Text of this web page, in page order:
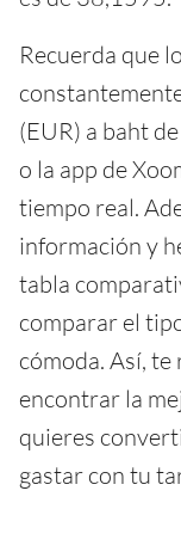
Recuerda que
(EUR) a baht
o la app de
tiempo real.
información y
tabla
comparar el
cómoda. Así,
encontrar la
quieres
gastar con tu